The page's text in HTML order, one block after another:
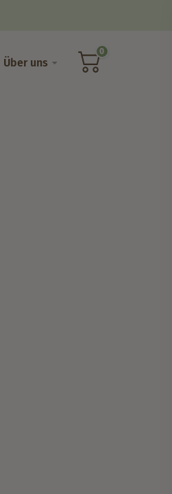
Über uns
0